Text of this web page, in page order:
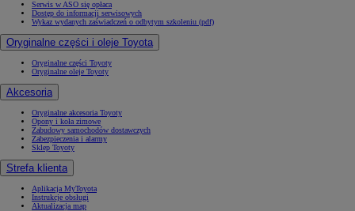
Serwis w ASO się opłaca
Dostęp do informacji serwisowych
Wykaz wydanych zaświadczeń o odbytym szkoleniu (pdf)
Oryginalne części i oleje Toyota
Oryginalne części Toyoty
Oryginalne oleje Toyoty
Akcesoria
Oryginalne akcesoria Toyoty
Opony i koła zimowe
Zabudowy samochodów dostawczych
Zabezpieczenia i alarmy
Sklep Toyoty
Strefa klienta
Aplikacja MyToyota
Instrukcje obsługi
Aktualizacja map